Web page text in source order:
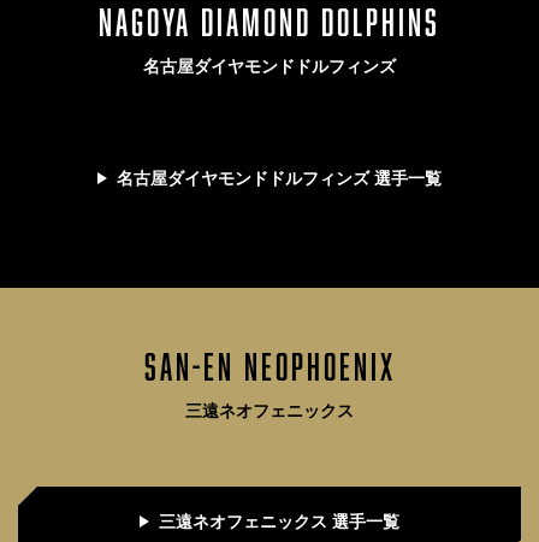
NAGOYA DIAMOND DOLPHINS
名古屋ダイヤモンドドルフィンズ
名古屋ダイヤモンドドルフィンズ 選手一覧
SAN-EN NEOPHOENIX
三遠ネオフェニックス
三遠ネオフェニックス 選手一覧